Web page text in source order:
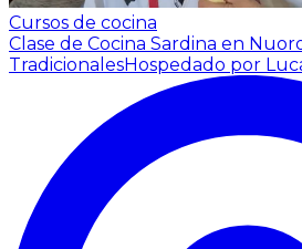
Cursos de cocina
Clase de Cocina Sardina en
TradicionalesHospedado por